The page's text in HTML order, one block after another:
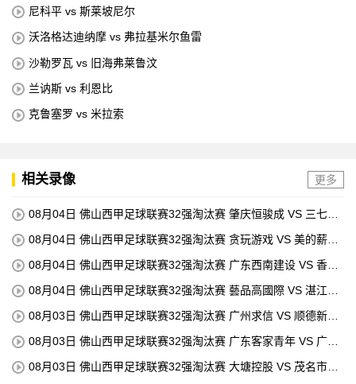
尼科平 vs 斯莱坡尼尔
沃洛格达迪纳摩 vs 弗拉基米尔鱼雷
沙勒罗瓦 vs 旧海弗莱鲁汶
兰讷斯 vs 利恩比
克鲁塞罗 vs 米拉索
相关录像 更多
08月04日 佛山西甲足球联赛32强淘汰赛 肇庆恒骏成 VS 三七互
08月04日 佛山西甲足球联赛32强淘汰赛 贪玩游戏 VS 美的薪火
08月04日 佛山西甲足球联赛32强淘汰赛 广东西南建设 VS 香港
08月04日 佛山西甲足球联赛32强淘汰赛 藝品高國際 VS 湛江狂
08月03日 佛山西甲足球联赛32强淘汰赛 广州求信 VS 顺德新青
08月03日 佛山西甲足球联赛32强淘汰赛 广东客家青年 VS 广州
08月03日 佛山西甲足球联赛32强淘汰赛 大塘控股 VS 茂名市点